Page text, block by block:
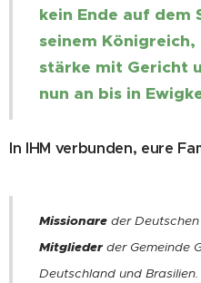
kein Ende auf dem
seinem
stärke mit Gericht
nun an bis in
In IHM verbunden, eure
Missionare der Deutschen
Mitgliederder Gemeinde
Deutschland und Brasilien.